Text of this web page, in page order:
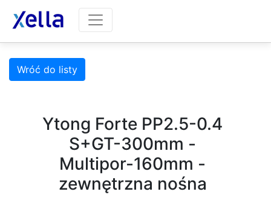
Wróć do listy
Ytong Forte PP2.5-0.4
S+GT-300mm -
Multipor-160mm -
zewnętrzna nośna